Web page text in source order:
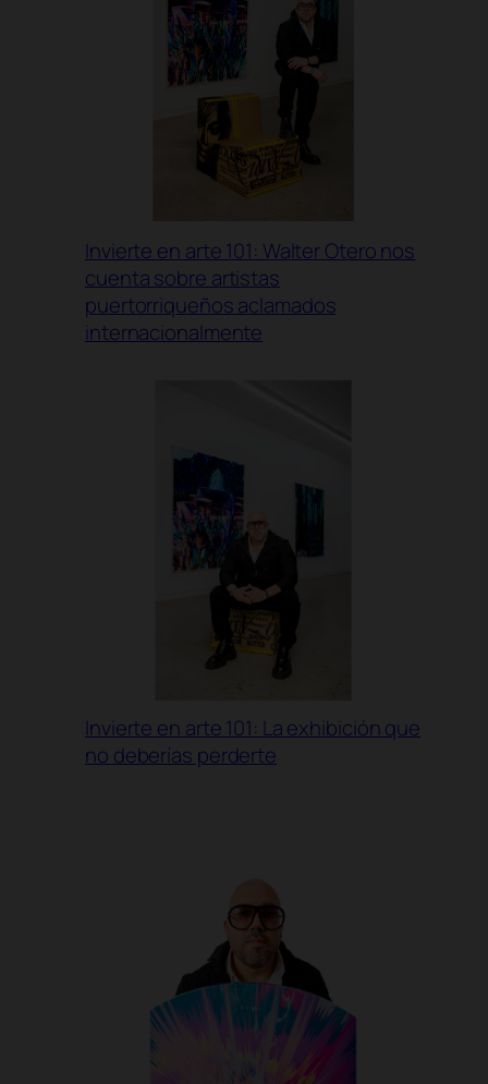
Invierte en arte 101: Walter Otero nos
cuenta sobre artistas
puertorriqueños aclamados
internacionalmente
Invierte en arte 101: La exhibición que
no deberías perderte